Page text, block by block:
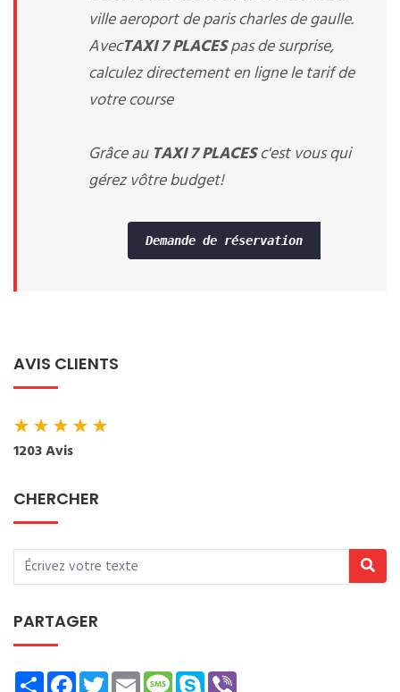
ville aeroport de paris charles de gaulle.
AvecTAXI 7 PLACESpas de surprise,
calculez directement en ligne le tarif de
votre course
Grâce au TAXI 7 PLACESc'est vous qui
gérez vôtre budget!
Demande de réservation
AVIS CLIENTS
★★★★★
1203 Avis
CHERCHER
PARTAGER
ShareFacebookTwitterEmailMessage
Skype